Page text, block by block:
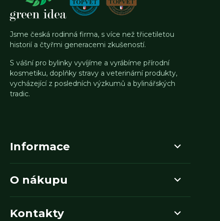
Jsme česká rodinná firma, s více než třicetiletou
historií a čtyřmi generacemi zkušeností.
S vášní pro bylinky vyvíjíme a vyrábíme přírodní
kosmetiku, doplňky stravy a veterinární produkty,
vycházející z posledních výzkumů a bylinářských
tradic.
Informace
O nákupu
Kontakty